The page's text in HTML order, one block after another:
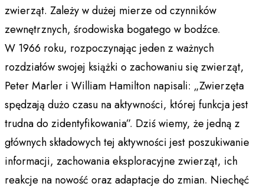
zwierząt. Zależy w dużej mierze od czynników
zewnętrznych, środowiska bogatego w bodźce.
W 1966 roku, rozpoczynając jeden z ważnych
rozdziałów swojej książki o zachowaniu się zwierząt,
Peter Marler i William Hamilton napisali: „Zwierzęta
spędzają dużo czasu na aktywności, której funkcja jest
trudna do zidentyfikowania”. Dziś wiemy, że jedną z
głównych składowych tej aktywności jest poszukiwanie
informacji, zachowania eksploracyjne zwierząt, ich
reakcje na nowość oraz adaptacje do zmian. Niechęć